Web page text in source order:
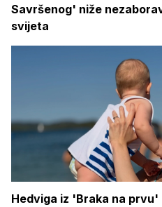
Savršenog' niže
svijeta
Hedviga iz 'Braka na prvu'